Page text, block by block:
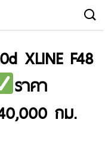
XLINE F48
ราคา
กม.